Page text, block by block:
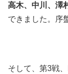
高木、中川、澤
できました。序
そして、第3戦